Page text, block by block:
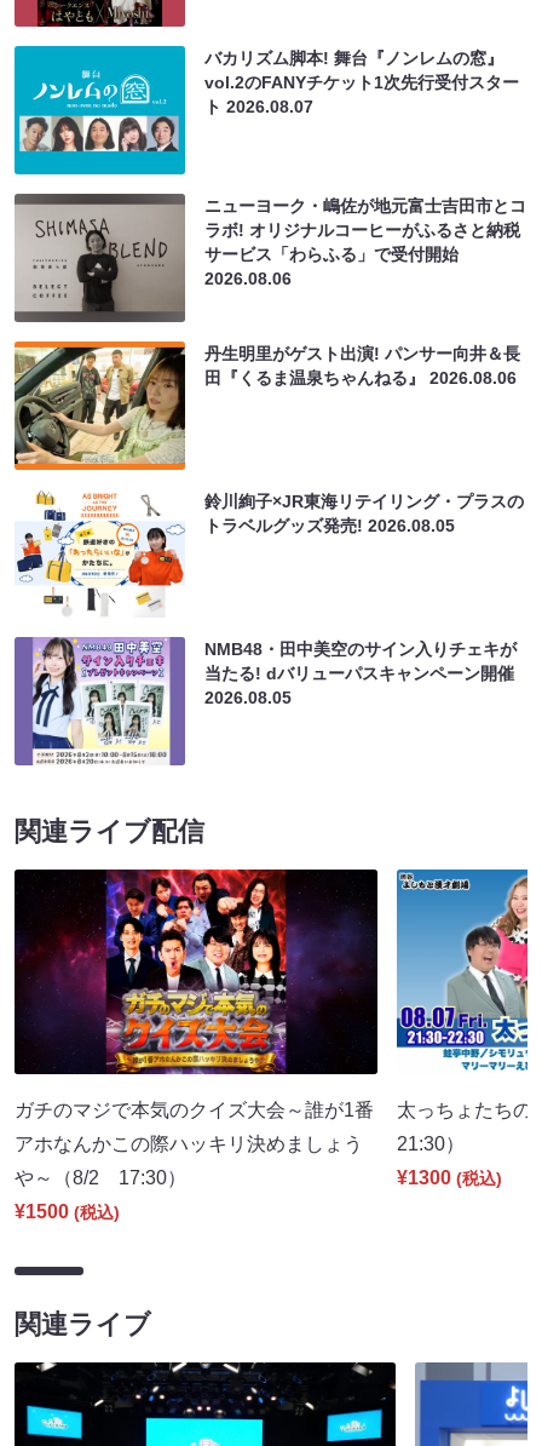
バカリズム脚本! 舞台『ノンレムの窓』
vol.2のFANYチケット1次先行受付スター
ト2026.08.07
ニューヨーク・嶋佐が地元富士吉田市とコ
ラボ! オリジナルコーヒーがふるさと納税
サービス「わらふる」で受付開始
2026.08.06
丹生明里がゲスト出演! パンサー向井＆長
田『くるま温泉ちゃんねる』2026.08.06
鈴川絢子×JR東海リテイリング・プラスの
トラベルグッズ発売!2026.08.05
NMB48・田中美空のサイン入りチェキが
当たる! dバリューパスキャンペーン開催
2026.08.05
関連ライブ配信
ガチのマジで本気のクイズ大会～誰が1番
アホなんかこの際ハッキリ決めましょう
や～（8/2 17:30）
¥1500 (税込)
太っちょたち
21:30）
¥1300 (税込)
関連ライブ